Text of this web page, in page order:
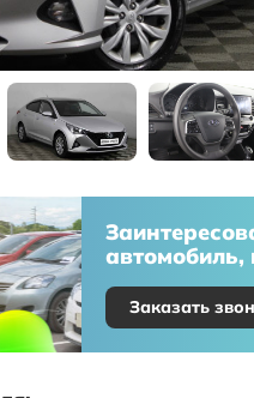
автомобиль,
Заказать